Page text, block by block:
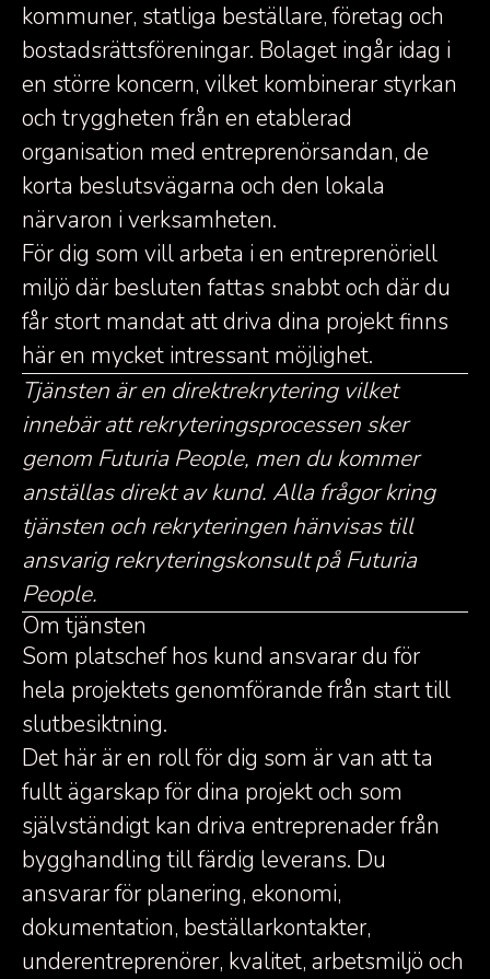
kommuner, statliga beställare, företag och
bostadsrättsföreningar. Bolaget ingår idag i
en större koncern, vilket kombinerar styrkan
och tryggheten från en etablerad
organisation med entreprenörsandan, de
korta beslutsvägarna och den lokala
närvaron i verksamheten.
För dig som vill arbeta i en entreprenöriell
miljö där besluten fattas snabbt och där du
får stort mandat att driva dina projekt finns
här en mycket intressant möjlighet.
Tjänsten är en direktrekrytering vilket
innebär att rekryteringsprocessen sker
genom Futuria People, men du kommer
anställas direkt av kund. Alla frågor kring
tjänsten och rekryteringen hänvisas till
ansvarig rekryteringskonsult på Futuria
People.
Om tjänsten
Som platschef hos kund ansvarar du för
hela projektets genomförande från start till
slutbesiktning.
Det här är en roll för dig som är van att ta
fullt ägarskap för dina projekt och som
självständigt kan driva entreprenader från
bygghandling till färdig leverans. Du
ansvarar för planering, ekonomi,
dokumentation, beställarkontakter,
underentreprenörer, kvalitet, arbetsmiljö och